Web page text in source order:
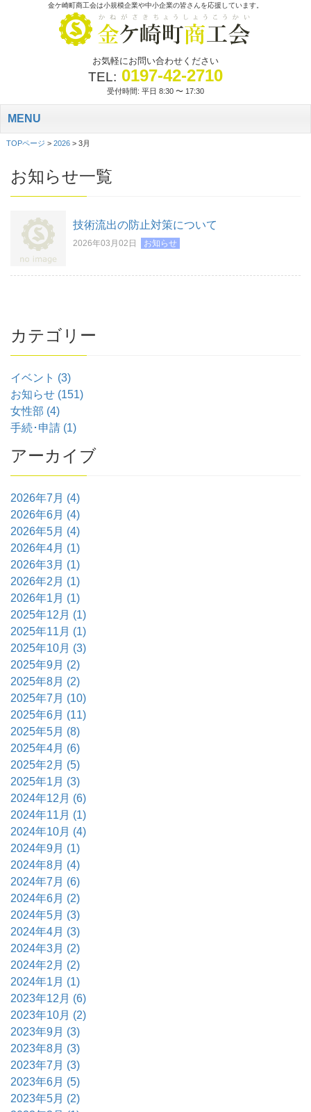
金ケ崎町商工会は小規模企業や中小企業の皆さんを応援しています。
お気軽にお問い合わせください
TEL: 0197-42-2710
受付時間: 平日 8:30 〜 17:30
MENU
TOPページ > 2026> 3月
お知らせ一覧
技術流出の防止対策について
2026年03月02日 お知らせ
カテゴリー
イベント (3)
お知らせ (151)
女性部 (4)
手続･申請 (1)
アーカイブ
2026年7月 (4)
2026年6月 (4)
2026年5月 (4)
2026年4月 (1)
2026年3月 (1)
2026年2月 (1)
2026年1月 (1)
2025年12月 (1)
2025年11月 (1)
2025年10月 (3)
2025年9月 (2)
2025年8月 (2)
2025年7月 (10)
2025年6月 (11)
2025年5月 (8)
2025年4月 (6)
2025年2月 (5)
2025年1月 (3)
2024年12月 (6)
2024年11月 (1)
2024年10月 (4)
2024年9月 (1)
2024年8月 (4)
2024年7月 (6)
2024年6月 (2)
2024年5月 (3)
2024年4月 (3)
2024年3月 (2)
2024年2月 (2)
2024年1月 (1)
2023年12月 (6)
2023年10月 (2)
2023年9月 (3)
2023年8月 (3)
2023年7月 (3)
2023年6月 (5)
2023年5月 (2)